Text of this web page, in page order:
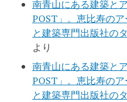
南青山にある建築と
POST」。恵比寿のア
と建築専門出版社の
より
南青山にある建築と
POST」。恵比寿のア
と建築専門出版社の